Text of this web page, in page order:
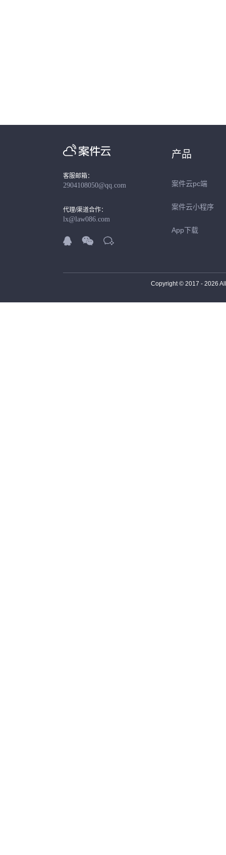
客服邮箱：
2904108050@qq.com
代理/渠道合作：
lx@law086.com
  
产品
案件云pc端
案件云小程序
App下载
Copyright © 2017 - 2026